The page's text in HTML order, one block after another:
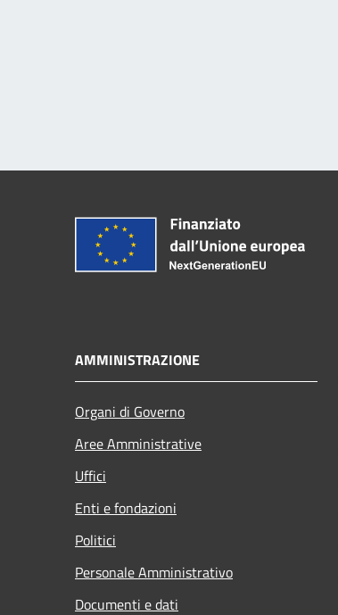
AMMINISTRAZIONE
Organi di Governo
Aree Amministrative
Uffici
Enti e fondazioni
Politici
Personale Amministrativo
Documenti e dati